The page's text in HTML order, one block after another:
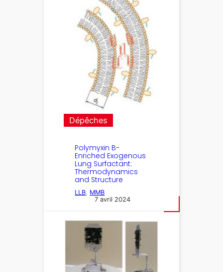
Dépêches
Polymyxin B-
Enriched Exogenous
Lung Surfactant:
Thermodynamics
and Structure
LLB MMB
7 avril 2024